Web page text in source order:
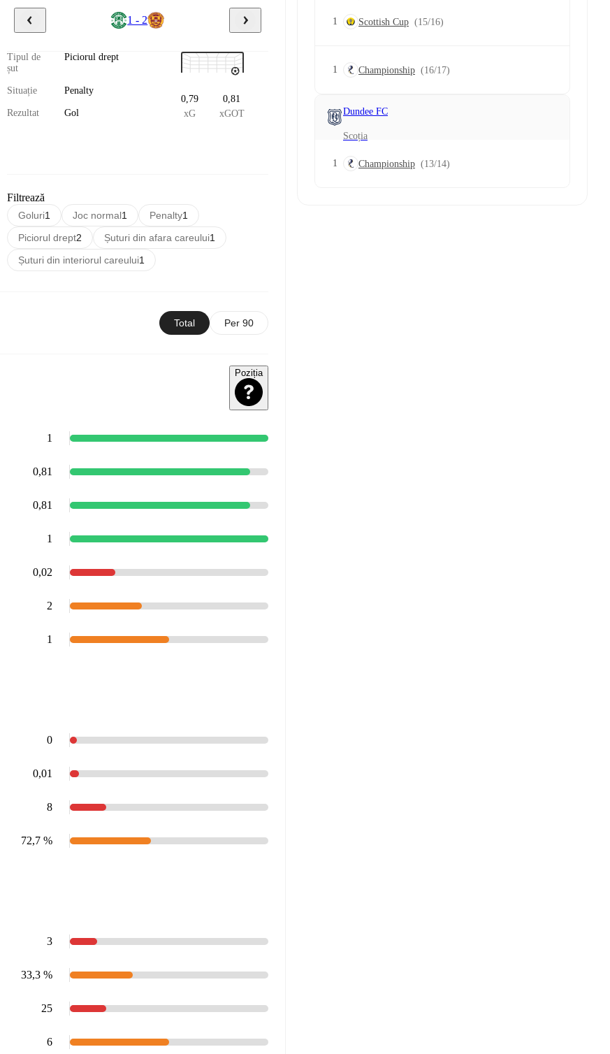
1 - 2
Tipul de
șut
Piciorul drept
Situație Penalty
Rezultat Gol
0,79
xG
0,81
xGOT
Filtrează
Goluri1 Joc normal1 Penalty1
Piciorul drept2 Șuturi din afara careului1
Șuturi din interiorul careului1
Total Per 90
Poziția
1
0,81
0,81
1
0,02
2
1
0
0,01
8
72,7 %
3
33,3 %
25
6
1 Scottish Cup (15/16)
1 Championship (16/17)
Dundee FC
Scoția
1 Championship (13/14)